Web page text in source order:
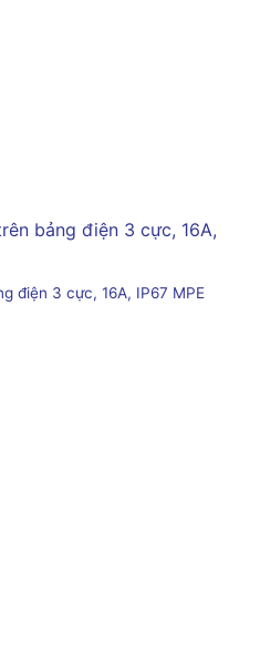
điện 3 cực, 16A, IP67 MPE